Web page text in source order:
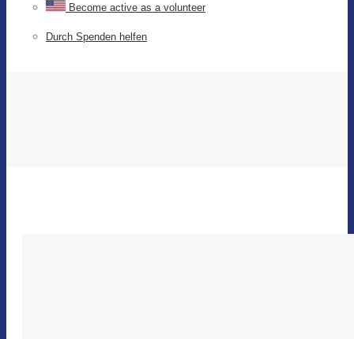
Become active as a volunteer
Durch Spenden helfen